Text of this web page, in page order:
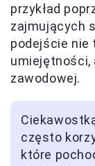
przykład
zajmujących
podejście nie
umiejętności,
zawodowej.
często
które